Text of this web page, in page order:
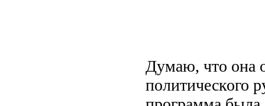
Думаю, что она
политического